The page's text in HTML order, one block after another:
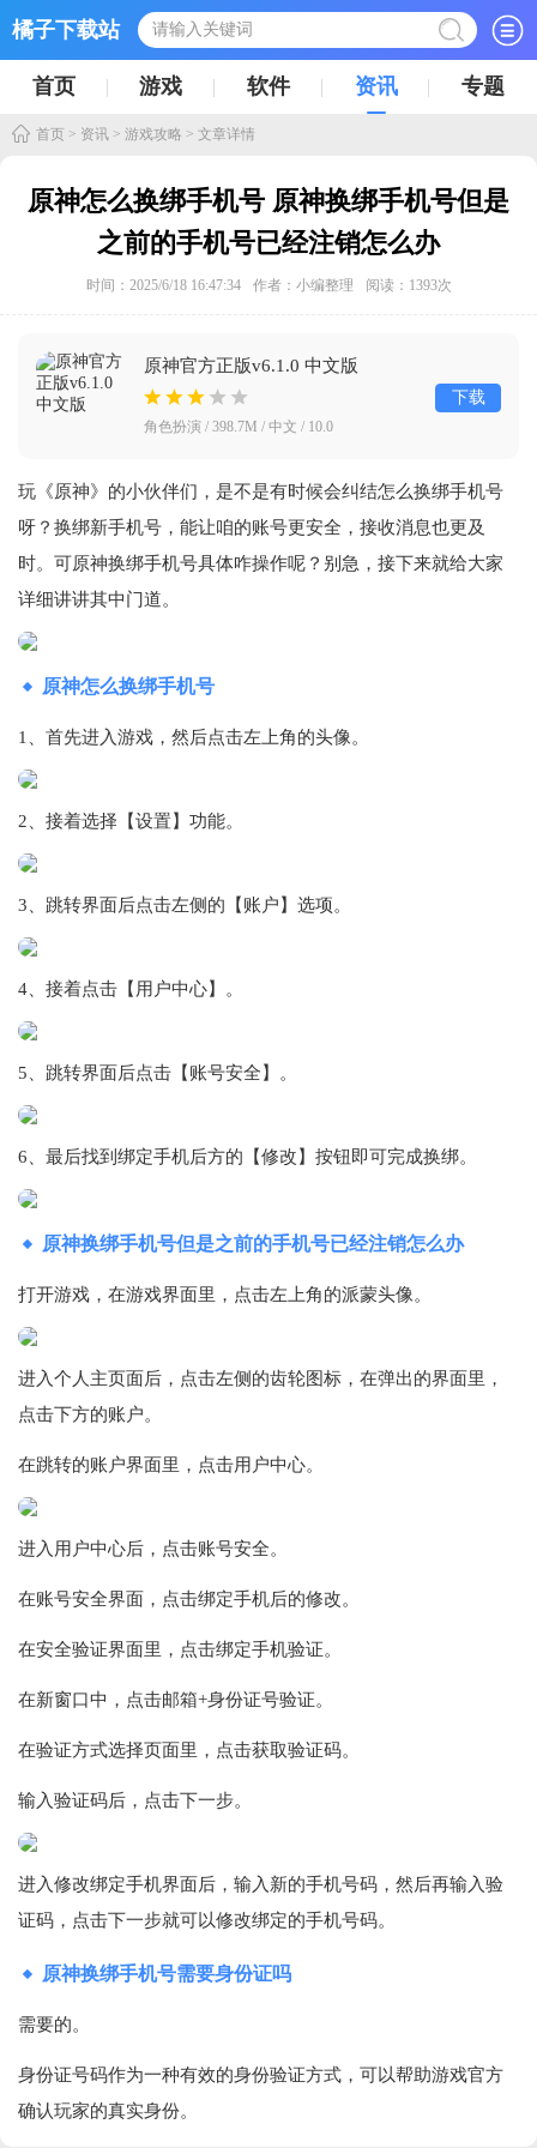
橘子下载站
首页 游戏 软件 资讯 专题
首页 > 资讯 > 游戏攻略 > 文章详情
原神怎么换绑手机号 原神换绑手机号但是
之前的手机号已经注销怎么办
时间：2025/6/18 16:47:34 作者：小编整理 阅读： 1393次
原神官方正版v6.1.0 中文版
角色扮演 / 398.7M / 中文 / 10.0
下载
玩《原神》的小伙伴们，是不是有时候会纠结怎么换绑手机号
呀？换绑新手机号，能让咱的账号更安全，接收消息也更及
时。可原神换绑手机号具体咋操作呢？别急，接下来就给大家
详细讲讲其中门道。
原神怎么换绑手机号
1、首先进入游戏，然后点击左上角的头像。
2、接着选择【设置】功能。
3、跳转界面后点击左侧的【账户】选项。
4、接着点击【用户中心】。
5、跳转界面后点击【账号安全】。
6、最后找到绑定手机后方的【修改】按钮即可完成换绑。
原神换绑手机号但是之前的手机号已经注销怎么办
打开游戏，在游戏界面里，点击左上角的派蒙头像。
进入个人主页面后，点击左侧的齿轮图标，在弹出的界面里，
点击下方的账户。
在跳转的账户界面里，点击用户中心。
进入用户中心后，点击账号安全。
在账号安全界面，点击绑定手机后的修改。
在安全验证界面里，点击绑定手机验证。
在新窗口中，点击邮箱+身份证号验证。
在验证方式选择页面里，点击获取验证码。
输入验证码后，点击下一步。
进入修改绑定手机界面后，输入新的手机号码，然后再输入验
证码，点击下一步就可以修改绑定的手机号码。
原神换绑手机号需要身份证吗
需要的。
身份证号码作为一种有效的身份验证方式，可以帮助游戏官方
确认玩家的真实身份。